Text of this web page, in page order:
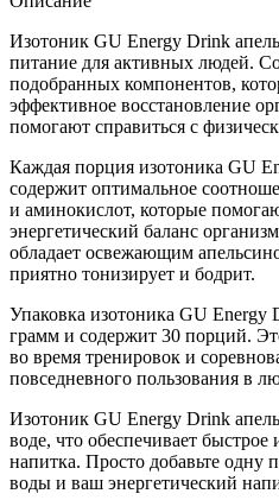
Изотоник GU Energy Drink
питание для активных людей.
подобранных компонентов,
эффективное восстановление
помогают справиться с
Каждая порция изотоника GU
содержит оптимальное
и аминокислот, которые
энергетический баланс
обладает освежающим
приятно тонизирует и бодрит.
Упаковка изотоника GU Energy
грамм и содержит 30 порций.
во время тренировок и
повседневного пользования в
Изотоник GU Energy Drink
воде, что обеспечивает
напитка. Просто добавьте одну
воды и ваш энергетический